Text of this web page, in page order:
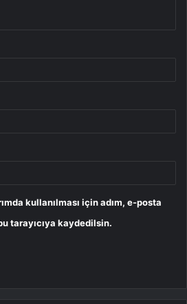
kullanılması için adım, e-posta
tarayıcıya kaydedilsin.